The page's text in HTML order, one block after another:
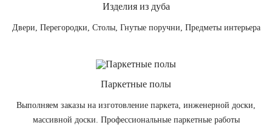
Изделия из дуба
Двери, Перегородки, Столы, Гнутые поручни, Предметы интерьера
Паркетные полы
Выполняем заказы на изготовление паркета, инженерной доски,
массивной доски. Профессиональные паркетные работы